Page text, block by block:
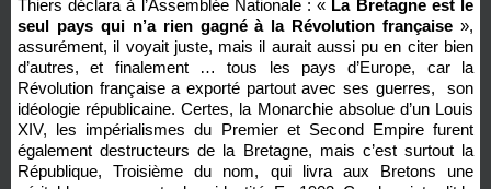
Thiers déclara à l’Assemblée Nationale : « La Bretagne est le
seul pays qui n’a rien gagné à la Révolution française »,
assurément, il voyait juste, mais il aurait aussi pu en citer bien
d’autres, et finalement … tous les pays d’Europe, car la
Révolution française a exporté partout avec ses guerres, son
idéologie républicaine. Certes, la Monarchie absolue d’un Louis
XIV, les impérialismes du Premier et Second Empire furent
également destructeurs de la Bretagne, mais c’est surtout la
République, Troisième du nom, qui livra aux Bretons une